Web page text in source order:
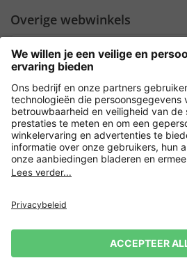
Overige webwinkels
Nederland
Payment and Delivery
Versleuteling met
Verkoopvoorwaarden
Herroeping indienen
Impressum